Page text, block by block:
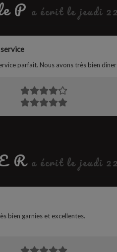
P a écrit le jeudi
parfait. Nous avons très bien
R a écrit le jeudi
bien garnies et excellentes.